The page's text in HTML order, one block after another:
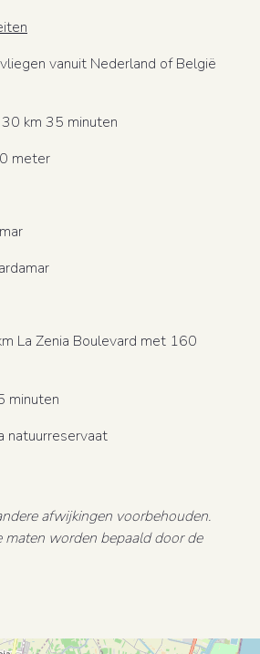
vanuit Nederland of België
km 35 minuten
meter
La Zenia Boulevard met 160
minuten
natuurreservaat
afwijkingen voorbehouden.
maten worden bepaald door de